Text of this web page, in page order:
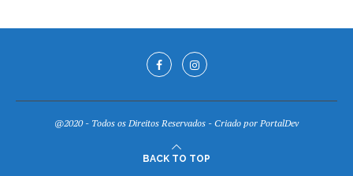
@2020 - Todos os Direitos Reservados - Criado por PortalDev
BACK TO TOP